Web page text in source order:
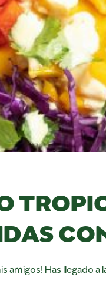
amigos! Has llegado a